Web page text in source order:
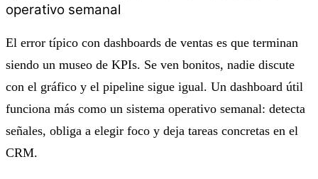
operativo semanal
El error típico con dashboards de ventas es que terminan
siendo un museo de KPIs. Se ven bonitos, nadie discute
con el gráfico y el pipeline sigue igual. Un dashboard útil
funciona más como un sistema operativo semanal: detecta
señales, obliga a elegir foco y deja tareas concretas en el
CRM.